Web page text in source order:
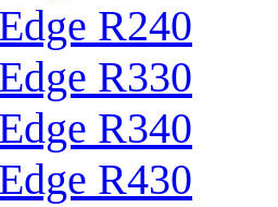
R240
R330
R340
R430